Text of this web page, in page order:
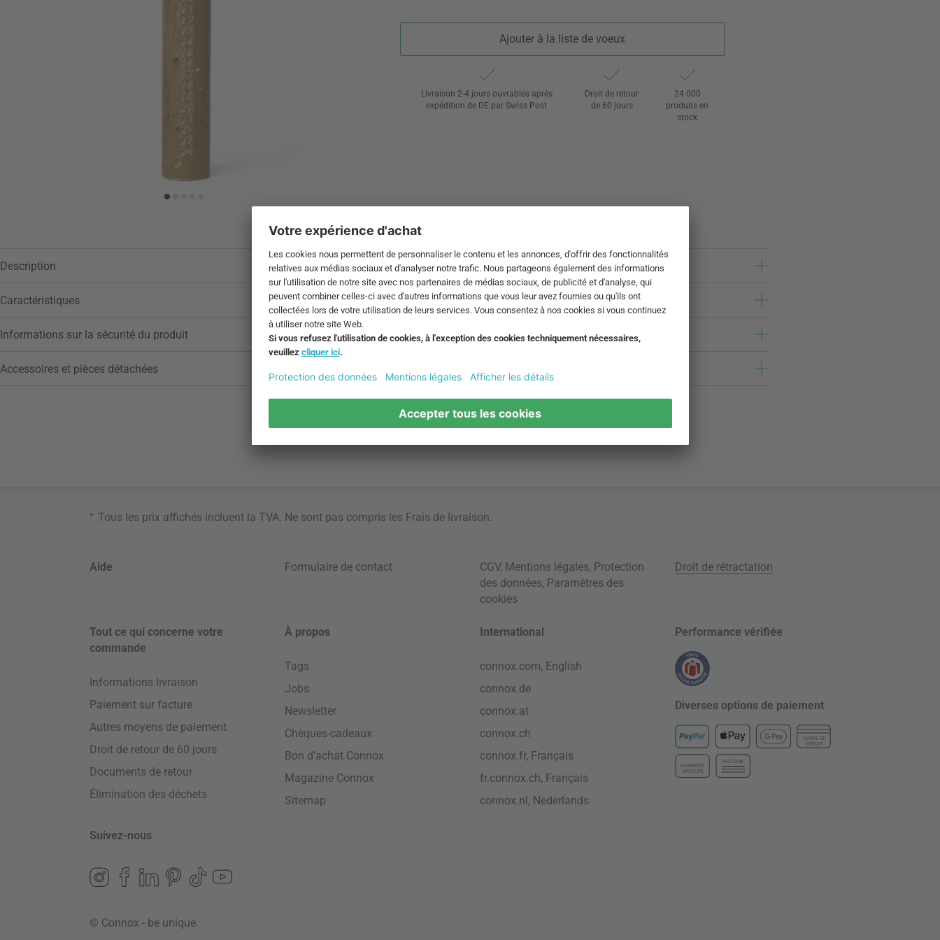
Ajouter à la liste de voeux
Livraison 2-4 jours ouvrables après
expédition de DE par Swiss Post
Droit de retour
de 60 jours
24 000
produits en
stock
Description
Caractéristiques
Informations sur la sécurité du produit
Accessoires et pièces détachées
* Tous les prix affichés incluent la TVA. Ne sont pas compris les Frais de livraison.
Aide Formulaire de contact CGV, Mentions légales, Protection
des données, Paramètres des
cookies
Droit de rétractation
Tout ce qui concerne votre
commande
Informations livraison
Paiement sur facture
Autres moyens de paiement
Droit de retour de 60 jours
Documents de retour
Élimination des déchets
À propos
Tags
Jobs
Newsletter
Chèques-cadeaux
Bon d’achat Connox
Magazine Connox
Sitemap
International
connox.com, English
connox.de
connox.at
connox.ch
connox.fr, Français
fr.connox.ch, Français
connox.nl, Nederlands
Performance vérifiée
Diverses options de paiement
CARTE DE
CRÉDIT
PAIEMENT
ANTICIPÉ
FACTURE
Suivez-nous
© Connox - be unique.